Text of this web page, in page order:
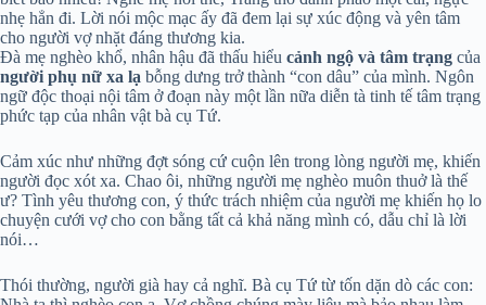
nhẹ hẳn đi. Lời nói mộc mạc ấy đã đem lại sự xúc động và yên tâm
cho người vợ nhặt đáng thương kia.
Đà mẹ nghèo khổ, nhân hậu đã thấu hiểu cảnh ngộ và tâm trạng của
người phụ nữ xa lạ bỗng dưng trở thành “con dâu” của mình. Ngôn
ngữ độc thoại nội tâm ở đoạn này một lần nữa diễn tà tinh tế tâm trạng
phức tạp của nhân vật bà cụ Tứ.
Cảm xúc như những đợt sóng cứ cuộn lên trong lòng người mẹ, khiến
người đọc xót xa. Chao ôi, những người mẹ nghèo muôn thuở là thế
ư? Tình yêu thương con, ý thức trách nhiệm của người mẹ khiến họ lo
chuyện cưới vợ cho con bằng tất cả khả năng mình có, dẫu chỉ là lời
nói…
Thói thường, người già hay cả nghĩ. Bà cụ Tứ từ tốn dặn dò các con: